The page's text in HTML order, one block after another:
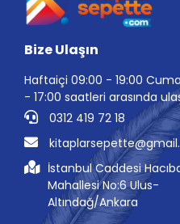
Bize Ulaşın
Haftaiçi 09:00 - 19:00
- 17:00 saatleri arasında
0312 419 72 18
İstanbul Caddesi
Mahallesi No:6 Ulus-
Altındağ/Ankara